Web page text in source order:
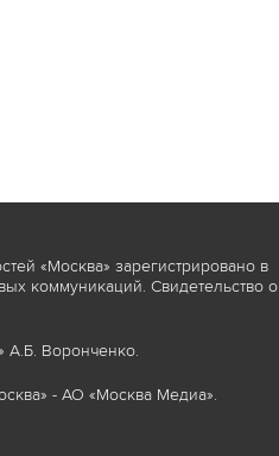
«Москва» зарегистрировано в
коммуникаций. Свидетельство о
А.Б. Воронченко.
- АО «Москва Медиа».